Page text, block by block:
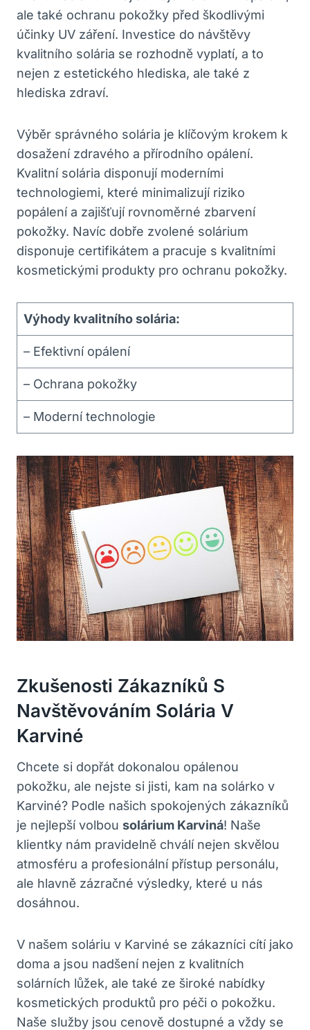
ale také ochranu pokožky před škodlivými
účinky UV záření. Investice do návštěvy
kvalitního solária se rozhodně vyplatí, a to
nejen z estetického hlediska, ale také z
hlediska zdraví.
Výběr správného solária je klíčovým krokem k
dosažení zdravého a přírodního opálení.
Kvalitní solária disponují moderními
technologiemi, které minimalizují riziko
popálení a zajišťují rovnoměrné zbarvení
pokožky. Navíc dobře zvolené solárium
disponuje certifikátem a pracuje s kvalitními
kosmetickými produkty pro ochranu pokožky.
Výhody kvalitního solária:
– Efektivní opálení
– Ochrana pokožky
– Moderní technologie
Zkušenosti Zákazníků S
Navštěvováním Solária V
Karviné
Chcete si dopřát dokonalou opálenou
pokožku, ale nejste si jisti, kam na solárko v
Karviné? Podle našich spokojených zákazníků
je nejlepší volbou solárium Karviná! Naše
klientky nám pravidelně chválí nejen skvělou
atmosféru a profesionální přístup personálu,
ale hlavně zázračné výsledky, které u nás
dosáhnou.
V našem soláriu v Karviné se zákazníci cítí jako
doma a jsou nadšení nejen z kvalitních
solárních lůžek, ale také ze široké nabídky
kosmetických produktů pro péči o pokožku.
Naše služby jsou cenově dostupné a vždy se